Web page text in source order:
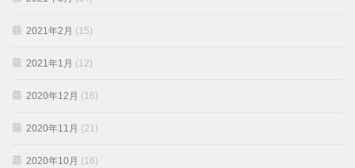
2021年2月 (15)
2021年1月 (12)
2020年12月 (16)
2020年11月 (21)
2020年10月 (16)